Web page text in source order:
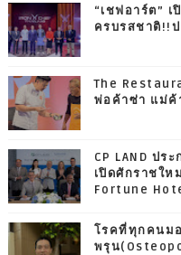
“เชฟอาร์ต”
ครบรสชาติ!!
The
พ่อค้าซ่า แม่ค้
CP LAND ปร
เปิดศักราชใ
Fortune
โรคที่ทุกคนม
พรุน